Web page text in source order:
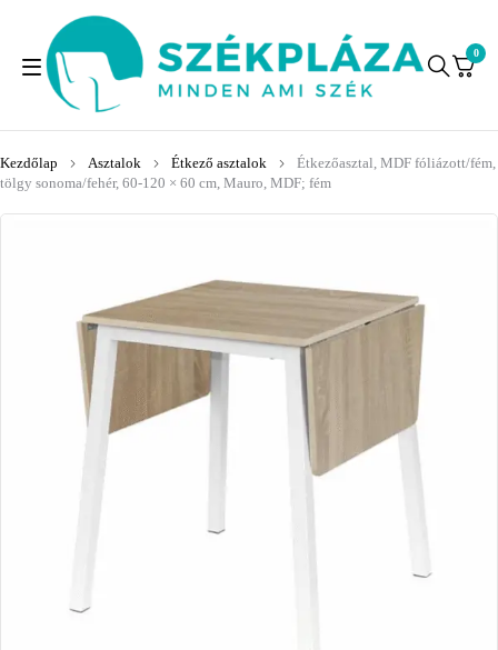
0
Kezdőlap Asztalok Étkező asztalok
Étkezőasztal, MDF fóliázott/fém,
tölgy sonoma/fehér, 60-120 × 60 cm, Mauro, MDF; fém